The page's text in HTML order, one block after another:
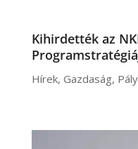
Kihirdették az
Hírek, Gazdaság,